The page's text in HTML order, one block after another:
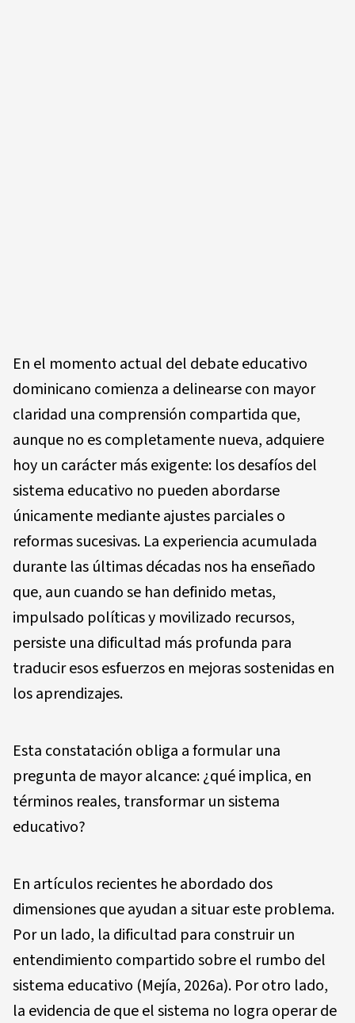
En el momento actual del debate educativo
dominicano comienza a delinearse con mayor
claridad una comprensión compartida que,
aunque no es completamente nueva, adquiere
hoy un carácter más exigente: los desafíos del
sistema educativo no pueden abordarse
únicamente mediante ajustes parciales o
reformas sucesivas. La experiencia acumulada
durante las últimas décadas nos ha enseñado
que, aun cuando se han definido metas,
impulsado políticas y movilizado recursos,
persiste una dificultad más profunda para
traducir esos esfuerzos en mejoras sostenidas en
los aprendizajes.
Esta constatación obliga a formular una
pregunta de mayor alcance: ¿qué implica, en
términos reales, transformar un sistema
educativo?
En artículos recientes he abordado dos
dimensiones que ayudan a situar este problema.
Por un lado, la dificultad para construir un
entendimiento compartido sobre el rumbo del
sistema educativo (Mejía, 2026a). Por otro lado,
la evidencia de que el sistema no logra operar de